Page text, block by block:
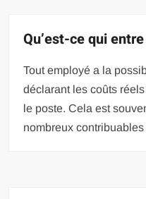
Qu’est-ce qui
Tout employé a la
déclarant les coûts
le poste. Cela est
nombreux contribuables